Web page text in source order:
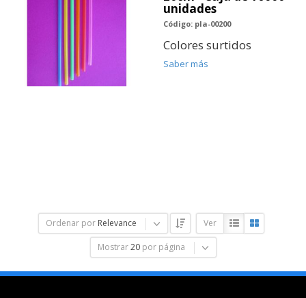
unidades
Código: pla-00200
Colores surtidos
Saber más
Ordenar por Relevance Ver
Mostrar 20 por página